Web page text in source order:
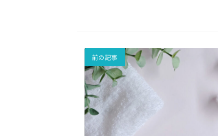
前の記事